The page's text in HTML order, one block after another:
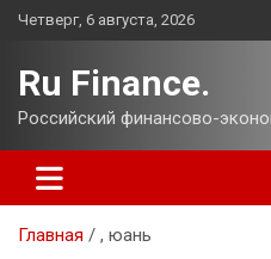
Перейти
Четверг, 6 августа, 2026
Ru Finance.
Российский финансово-
Главная , юань